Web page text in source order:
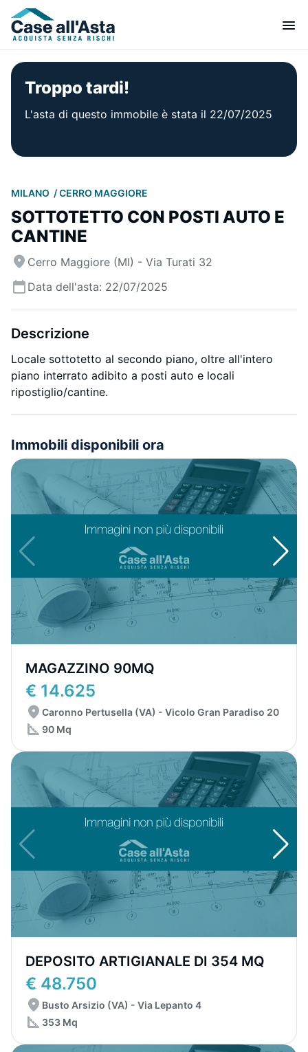
Troppo tardi!
L'asta di questo immobile è stata il 22/07/2025
MILANO CERRO MAGGIORE
SOTTOTETTO CON POSTI AUTO E
CANTINE
Cerro Maggiore (MI) - Via Turati 32
Data dell'asta: 22/07/2025
Descrizione
Locale sottotetto al secondo piano, oltre all'intero
piano interrato adibito a posti auto e locali
ripostiglio/cantine.
Immobili disponibili ora
MAGAZZINO 90MQ
€ 14.625
Caronno Pertusella (VA) - Vicolo Gran Paradiso 20
90 Mq
DEPOSITO ARTIGIANALE DI 354 MQ
€ 48.750
Busto Arsizio (VA) - Via Lepanto 4
353 Mq